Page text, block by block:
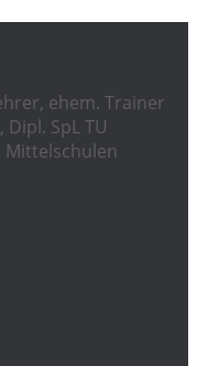
ehem. Trainer
SpL TU